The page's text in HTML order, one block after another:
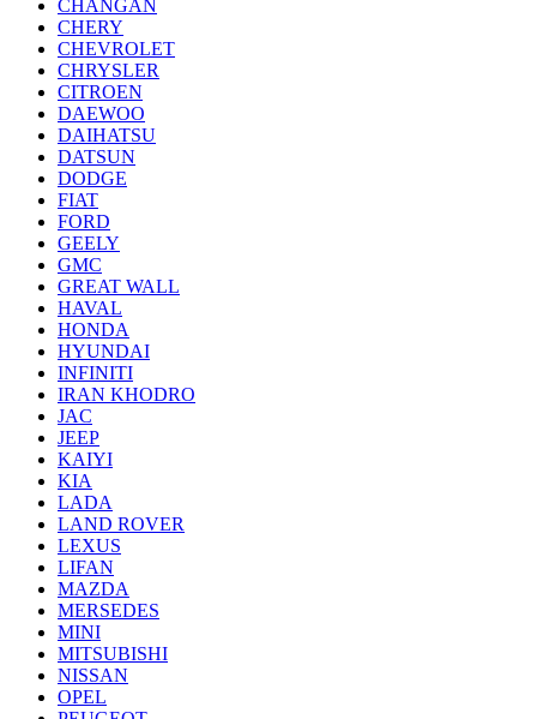
CHANGAN
CHERY
CHEVROLET
CHRYSLER
CITROEN
DAEWOO
DAIHATSU
DATSUN
DODGE
FIAT
FORD
GEELY
GMC
GREAT WALL
HAVAL
HONDA
HYUNDAI
INFINITI
IRAN KHODRO
JAC
JEEP
KAIYI
KIA
LADA
LAND ROVER
LEXUS
LIFAN
MAZDA
MERSEDES
MINI
MITSUBISHI
NISSAN
OPEL